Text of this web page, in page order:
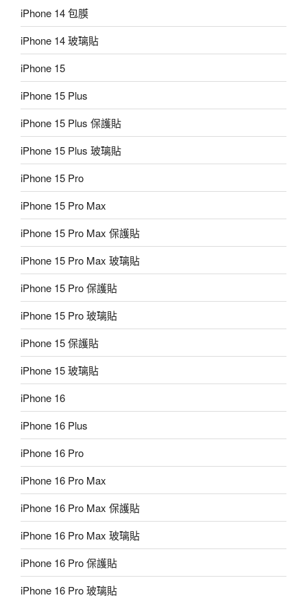
iPhone 14 包膜
iPhone 14 玻璃貼
iPhone 15
iPhone 15 Plus
iPhone 15 Plus 保護貼
iPhone 15 Plus 玻璃貼
iPhone 15 Pro
iPhone 15 Pro Max
iPhone 15 Pro Max 保護貼
iPhone 15 Pro Max 玻璃貼
iPhone 15 Pro 保護貼
iPhone 15 Pro 玻璃貼
iPhone 15 保護貼
iPhone 15 玻璃貼
iPhone 16
iPhone 16 Plus
iPhone 16 Pro
iPhone 16 Pro Max
iPhone 16 Pro Max 保護貼
iPhone 16 Pro Max 玻璃貼
iPhone 16 Pro 保護貼
iPhone 16 Pro 玻璃貼